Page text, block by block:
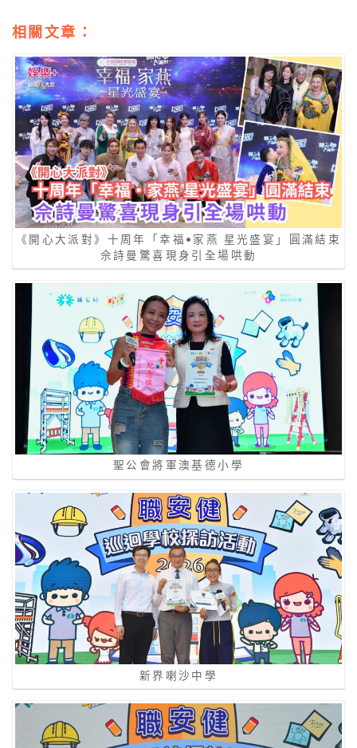
相關文章：
《開心大派對》十周年「幸福•家燕 星光盛宴」圓滿結束
佘詩曼驚喜現身引全場哄動
聖公會將軍澳基德小學
新界喇沙中學